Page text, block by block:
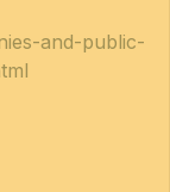
and-public-